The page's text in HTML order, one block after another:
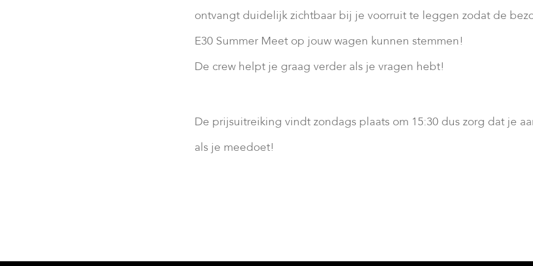
ontvangt duidelijk zichtbaar bij je voorruit te leggen zodat de
E30 Summer Meet op jouw wagen kunnen stemmen!
De crew helpt je graag verder als je vragen hebt!
De prijsuitreiking vindt zondags plaats om 15:30 dus zorg dat je
als je meedoet!